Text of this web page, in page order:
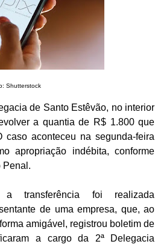
Shutterstock
de Santo Estêvão, no interior
a quantia de R$ 1.800 que
aconteceu na segunda-feira
apropriação indébita, conforme
Penal.
transferência foi realizada
de uma empresa, que, ao
amigável, registrou boletim de
a cargo da 2ª Delegacia